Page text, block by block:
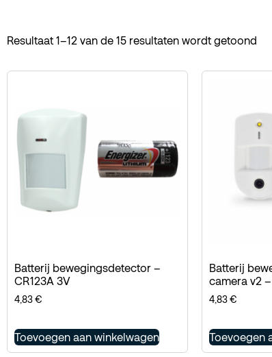
Resultaat 1–12 van de 15 resultaten wordt getoond
Batterij bewegingsdetector –
CR123A 3V
4,83€
Toevoegen aan winkelwagen
Batterij
camera v2
4,83€
Toevoegen